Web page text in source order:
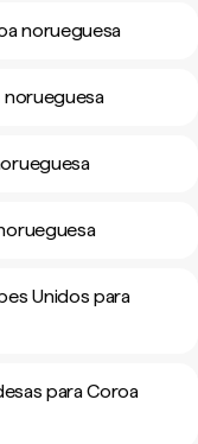
norueguesa
norueguesa
Unidos para
para Coroa